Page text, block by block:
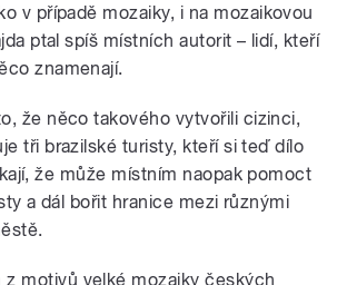
v případě mozaiky, i na mozaikovou
ptal spíš místních autorit – lidí, kteří
znamenají.
že něco takového vytvořili cizinci,
tři brazilské turisty, kteří si teď dílo
že může místním naopak pomoct
a dál bořit hranice mezi různými